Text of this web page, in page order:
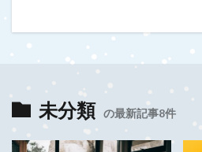
未分類 の最新記事8件